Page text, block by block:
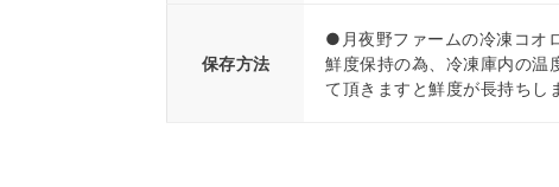
保存方法
●月夜野ファームの冷凍コオ
鮮度保持の為、冷凍庫内の
て頂きますと鮮度が長持ちし